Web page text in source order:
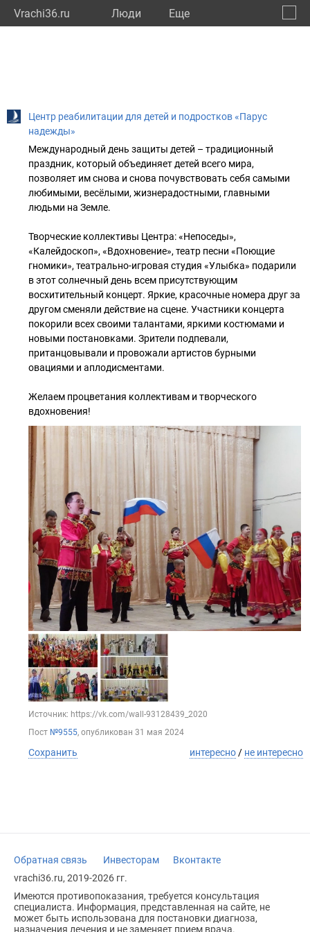
Vrachi36.ru Люди Eще
Центр реабилитации для детей и подростков «Парус
надежды»
Международный день защиты детей – традиционный
праздник, который объединяет детей всего мира,
позволяет им снова и снова почувствовать себя самыми
любимыми, весёлыми, жизнерадостными, главными
людьми на Земле.
Творческие коллективы Центра: «Непоседы»,
«Калейдоскоп», «Вдохновение», театр песни «Поющие
гномики», театрально-игровая студия «Улыбка» подарили
в этот солнечный день всем присутствующим
восхитительный концерт. Яркие, красочные номера друг за
другом сменяли действие на сцене. Участники концерта
покорили всех своими талантами, яркими костюмами и
новыми постановками. Зрители подпевали,
пританцовывали и провожали артистов бурными
овациями и аплодисментами.
Желаем процветания коллективам и творческого
вдохновения!
Источник: https://vk.com/wall-93128439_2020
Пост №9555, опубликован 31 мая 2024
Сохранить интересно / не интересно
Обратная связь Инвесторам
Вконтакте
vrachi36.ru, 2019-2026 гг.
Имеются противопоказания, требуется консультация
специалиста. Информация, представленная на сайте, не
может быть использована для постановки диагноза,
назначения лечения и не заменяет прием врача.